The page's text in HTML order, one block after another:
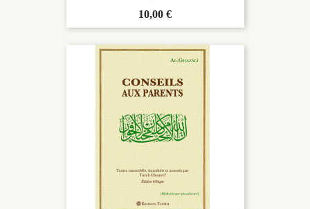
Prix
10,00 €